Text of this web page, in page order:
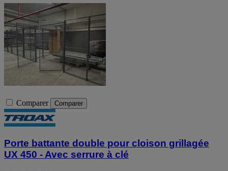
Comparer Comparer
Porte battante double pour cloison grillagée
UX 450 - Avec serrure à clé